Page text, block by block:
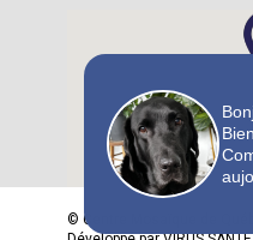
© Centre Mosaïque de